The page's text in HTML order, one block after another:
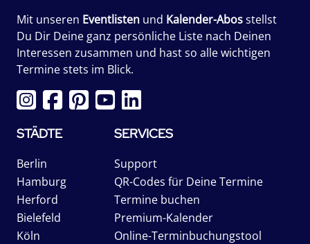
Mit unseren Eventlisten und Kalender-Abosstellst
Du Dir Deine ganz persönliche Liste nach Deinen
Interessen zusammen und hast so alle wichtigen
Termine stets im Blick.
STÄDTE
Berlin
Hamburg
Herford
Bielefeld
Köln
SERVICES
Support
QR-Codes für Deine Termine
Termine buchen
Premium-Kalender
Online-Terminbuchungstool